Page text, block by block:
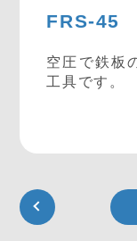
FRS-45
空圧で鉄板
工具です。